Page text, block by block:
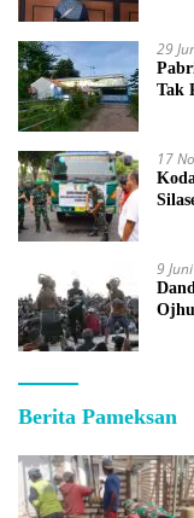
29
Tak
17
9
Berita Pameksan